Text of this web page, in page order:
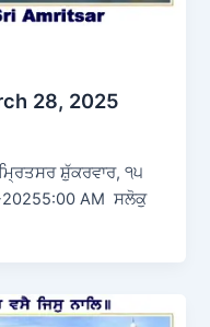
28, 2025
ਸ਼ੁੱਕਰਵਾਰ, ੧੫
20255:00 AM ਸਲੋਕੁ